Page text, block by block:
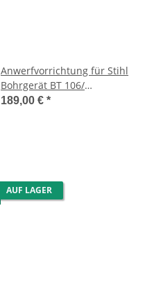
Anwerfvorrichtung für Stihl
Bohrgerät BT 106/
Motorsense FS 86/88/81/106
189,00 € *
AUF LAGER